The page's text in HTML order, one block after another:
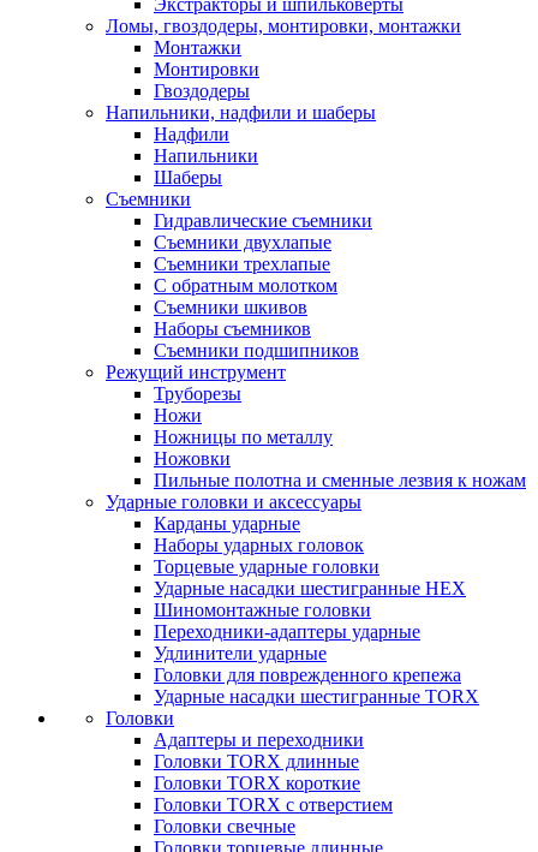
Экстракторы и шпильковерты
Ломы, гвоздодеры, монтировки, монтажки
Монтажки
Монтировки
Гвоздодеры
Напильники, надфили и шаберы
Надфили
Напильники
Шаберы
Съемники
Гидравлические съемники
Съемники двухлапые
Съемники трехлапые
С обратным молотком
Съемники шкивов
Наборы съемников
Съемники подшипников
Режущий инструмент
Труборезы
Ножи
Ножницы по металлу
Ножовки
Пильные полотна и сменные лезвия к ножам
Ударные головки и аксессуары
Карданы ударные
Наборы ударных головок
Торцевые ударные головки
Ударные насадки шестигранные HEX
Шиномонтажные головки
Переходники-адаптеры ударные
Удлинители ударные
Головки для поврежденного крепежа
Ударные насадки шестигранные TORX
Головки
Адаптеры и переходники
Головки TORX длинные
Головки TORX короткие
Головки TORX с отверстием
Головки свечные
Головки торцевые длинные